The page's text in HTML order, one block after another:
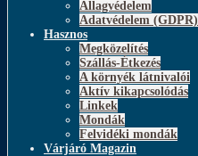
Állagvédelem
Adatvédelem (GDPR)
Hasznos
Megközelítés
Szállás-Étkezés
A környék látnivalói
Aktív kikapcsolódás
Linkek
Mondák
Felvidéki mondák
Várjáró Magazin